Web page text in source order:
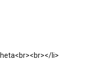
li>